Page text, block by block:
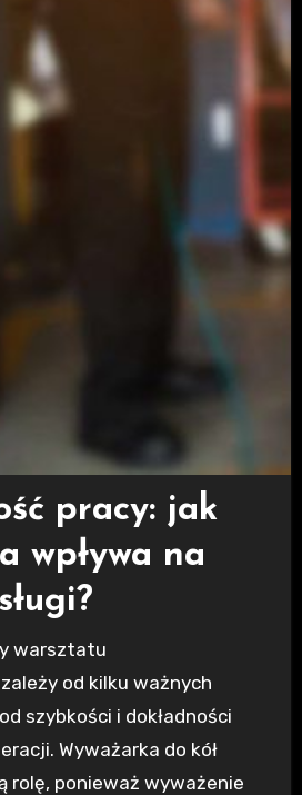
pracy: jak
wpływa na
warsztatu
od kilku ważnych
szybkości i dokładności
Wyważarka do kół
rolę, ponieważ wyważenie